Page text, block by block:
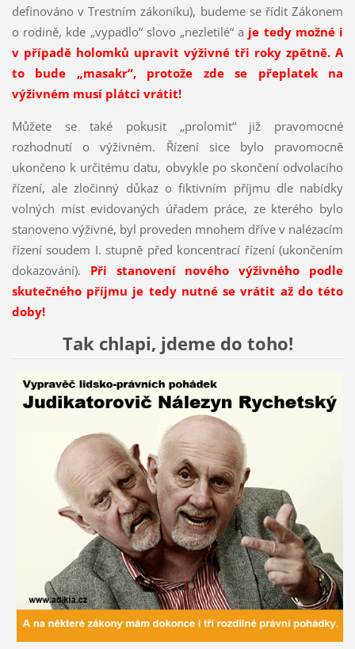
definováno v Trestním zákoníku), budeme se řídit Zákonem
o rodině, kde „vypadlo“ slovo „nezletilé“ a je tedy možné i
v případě holomků upravit výživné tři roky zpětně. A
to bude „masakr“, protože zde se přeplatek na
výživném musí plátci vrátit!
Můžete se také pokusit „prolomit“ již pravomocné
rozhodnutí o výživném. Řízení sice bylo pravomocně
ukončeno k určitému datu, obvykle po skončení odvolacího
řízení, ale zločinný důkaz o fiktivním příjmu dle nabídky
volných míst evidovaných úřadem práce, ze kterého bylo
stanoveno výživné, byl proveden mnohem dříve v nalézacím
řízení soudem I. stupně před koncentrací řízení (ukončením
dokazování). Při stanovení nového výživného podle
skutečného příjmu je tedy nutné se vrátit až do této
doby!
Tak chlapi, jdeme do toho!